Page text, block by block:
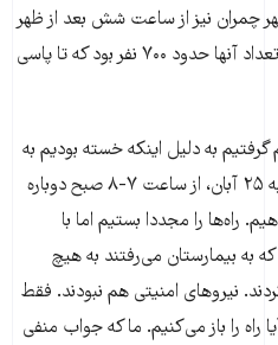
چمران نیز از ساعت شش بعد از ظهر
معترضان راه‌ها را بستند. در این روز تعداد آنها حدود ۷۰۰ نفر بود که تا پاسی
به دلیل اینکه خسته بودیم به
خانه برگردیم و روز بعد یعنی شنبه ۲۵ آبان، از ساعت ۷-۸ صبح دوباره
راه‌ها را مجددا بستیم اما با
به بیمارستان می‌رفتند به هیچ
نیروهای امنیتی هم نبودند. فقط
راه را باز می‌کنیم. ما که جواب منفی‌